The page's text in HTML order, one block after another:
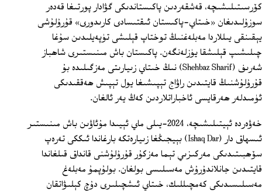
كۆرسىتىلىشىچە، قەشقەردىن پاكىستاندىكى گۋادار پورتىغا قەدەر
سوزۇلىدىغان «خىتاي-پاكىستان ئىقتىسادى كارىدورى» قۇرۇلۇشى
يېقىنقى يىللاردا مەبلەغنىڭ توختاپ قېلىشى تۈپەيلىدىن سۇغا
چىلىشىپ قېلىشقا يۈزلەنگەن. پاكىستان باش مىنىستىرى شاھباز
شەرىف (Shehbaz Sharif) نىڭ خىتاي زىيارىتى مەزگىلىدە بۇ
قۇرۇلۇشنىڭ قايتىدىن راۋاج تېپىشىغا يول تېپىش ھەققىدىكى
ئۈمىدلەر ھەرقايسى ئاخباراتلاردىن كەڭ يەر ئالغان.
خەۋەردە ئېيتىلىشىچە، 2024-يىلى ماي ئېيىدا مۇئاۋىن باش مىنىستىر
ئىسھاق دار (Ishaq Dar) بېيجىڭغا زىيارەتكە بارغاندا ئىككى تەرەپ
سۆھبىتىدىكى مەركىزىي تېما مەزكۇر قۇرۇلۇشنى قانداق قىلغاندا
قايتىدىن جانلاندۇرۇش مەسىلىسى بولغان. بولۇپمۇ مەبلەغ
مەسىلىسىدىكى كەمچىللىك، خىتاي ئىشچىلىرى دۇچ كېلىۋاتقان